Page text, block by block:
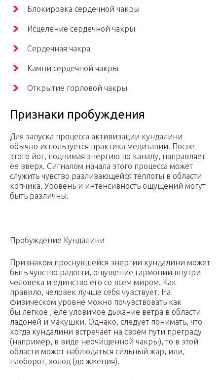
Блокировка сердечной чакры
Исцеление сердечной чакры
Сердечная чакра
Камни сердечной чакры
Открытие горловой чакры
Признаки пробуждения
Для запуска процесса активизации кундалини
обычно используется практика медитации. После
этого йог, поднимая энергию по каналу, направляет
ее вверх. Сигналом начала этого процесса может
служить чувство разливающейся теплоты в области
копчика. Уровень и интенсивность ощущений могут
быть различны.
Пробуждение Кундалини
Признаком проснувшейся энергии кундалини может
быть чувство радости, ощущение гармонии внутри
человека и единство его со всем миром. Как
правило, человек лучше себя чувствует. На
физическом уровне можно почувствовать как
бы легкое , еле уловимое дыхание ветра в области
ладоней и макушки. Однако, следует понимать, что
когда кундалини встречает на своем пути преграду
(например, в виде неочищенной чакры), то в этой
области может наблюдаться сильный жар, или,
наоборот, холод (до жжения).